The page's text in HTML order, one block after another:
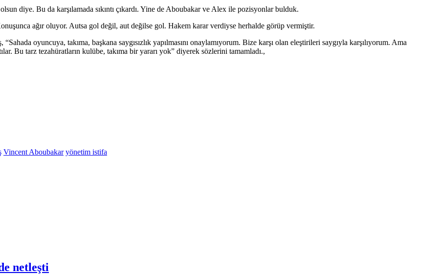
diye. Bu da karşılamada sıkıntı çıkardı. Yine de Aboubakar ve Alex ile pozisyonlar bulduk.
ağır oluyor. Autsa gol değil, aut değilse gol. Hakem karar verdiyse herhalde görüp vermiştir.
oyuncuya, takıma, başkana saygısızlık yapılmasını onaylamıyorum. Bize karşı olan eleştirileri saygıyla karşılıyorum. Ama
Bu tarz tezahüratların kulübe, takıma bir yararı yok” diyerek sözlerini tamamladı.,
Vincent Aboubakar yönetim istifa
netleşti